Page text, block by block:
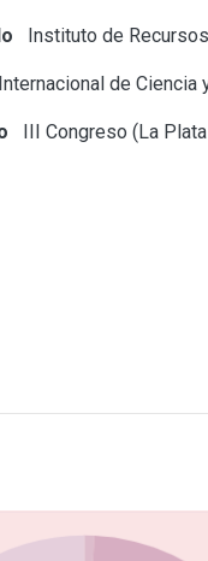
Instituto de
de Ciencia
III Congreso (La